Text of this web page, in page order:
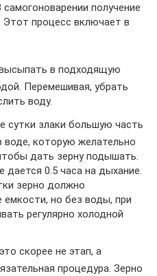
получение
процесс включает в
в подходящую
Перемешивая, убрать
воду.
сутки злаки большую часть
воде, которую желательно
дать зерну подышать.
дается 0.5 часа на дыхание.
зерно должно
емкости, но без воды, при
регулярно холодной
скорее не этап, а
процедура. Зерно